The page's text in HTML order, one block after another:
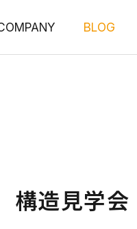
BLOG
構造見学会